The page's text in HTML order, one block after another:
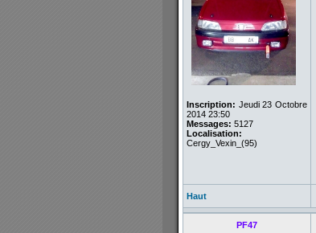
Inscription: Jeudi 23 Octobre
2014 23:50
Messages: 5127
Localisation:
Cergy_Vexin_(95)
Haut
PF47